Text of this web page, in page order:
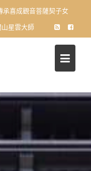
喜成觀音菩薩契子女
山星雲大師